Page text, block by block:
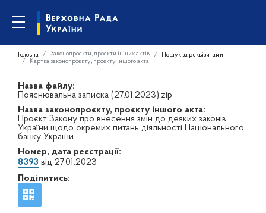
Головна Законопроєкти, проєкти інших актів
Пошук за реквізитами
Картка законопроєкту, проєкту іншого акта
Назва файлу:
Пояснювальна записка (27.01.2023).zip
Назва законопроєкту, проєкту іншого акта:
Проєкт Закону про внесення змін до деяких законів
України щодо окремих питань діяльності Національного
банку України
Номер, дата реєстрації:
8393 від 27.01.2023
Поділитись: